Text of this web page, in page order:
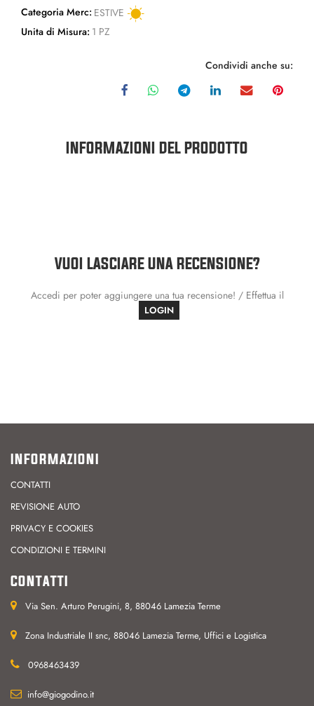
Categoria Merc: ESTIVE
Unita di Misura: 1 PZ
Condividi anche su:
INFORMAZIONI DEL PRODOTTO
VUOI LASCIARE UNA RECENSIONE?
Accedi per poter aggiungere una tua recensione! / Effettua il
LOGIN
INFORMAZIONI
CONTATTI
REVISIONE AUTO
PRIVACY E COOKIES
CONDIZIONI E TERMINI
CONTATTI
Via Sen. Arturo Perugini, 8, 88046 Lamezia Terme
Zona Industriale II snc, 88046 Lamezia Terme, Uffici e Logistica
0968463439
info@giogodino.it